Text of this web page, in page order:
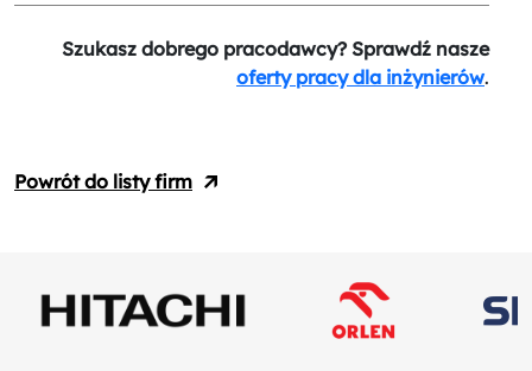
Szukasz dobrego pracodawcy? Sprawdź nasze
oferty pracy dla inżynierów.
Powrót do listy firm